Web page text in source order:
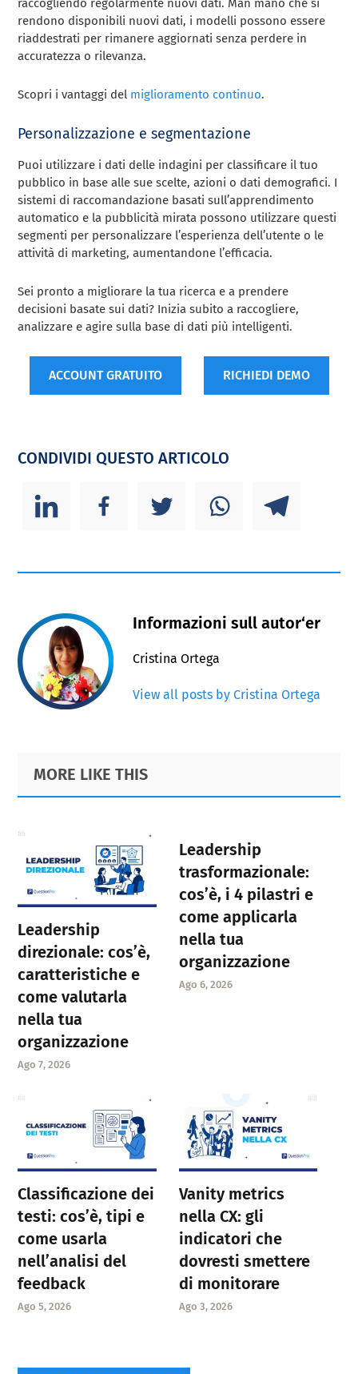
raccogliendo regolarmente nuovi dati. Man mano che si
rendono disponibili nuovi dati, i modelli possono essere
riaddestrati per rimanere aggiornati senza perdere in
accuratezza o rilevanza.
Scopri i vantaggi del miglioramento continuo.
Personalizzazione e segmentazione
Puoi utilizzare i dati delle indagini per classificare il tuo
pubblico in base alle sue scelte, azioni o dati demografici. I
sistemi di raccomandazione basati sull’apprendimento
automatico e la pubblicità mirata possono utilizzare questi
segmenti per personalizzare l’esperienza dell’utente o le
attività di marketing, aumentandone l’efficacia.
Sei pronto a migliorare la tua ricerca e a prendere
decisioni basate sui dati? Inizia subito a raccogliere,
analizzare e agire sulla base di dati più intelligenti.
ACCOUNT GRATUITO RICHIEDI DEMO
CONDIVIDI QUESTO ARTICOLO
Informazioni sull autor‘er
Cristina Ortega
View all posts by Cristina Ortega
Primary
Sidebar
Footer
MORE LIKE THIS
Leadership
direzionale: cos’è,
caratteristiche e
come valutarla
nella tua
organizzazione
Ago 7, 2026
Leadership
trasformazionale:
cos’è, i 4 pilastri e
come applicarla
nella tua
organizzazione
Ago 6, 2026
Classificazione dei
testi: cos’è, tipi e
come usarla
nell’analisi del
feedback
Ago 5, 2026
Vanity metrics
nella CX: gli
indicatori che
dovresti smettere
di monitorare
Ago 3, 2026